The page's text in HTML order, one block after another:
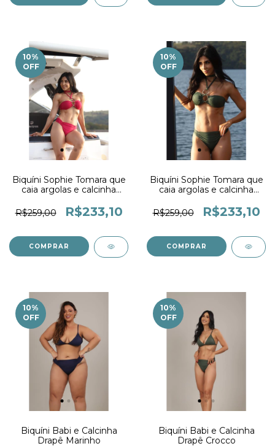
10%
OFF
Biquíni Sophie Tomara que
caia argolas e calcinha
R$259,00
R$233,10
COMPRAR
10%
OFF
Biquíni Sophie Tomara que
caia argolas e calcinha
R$259,00
R$233,10
COMPRAR
10%
OFF
Biquíni Babi e Calcinha
Drapê Marinho
10%
OFF
Biquíni Babi e Calcinha
Drapê Crocco